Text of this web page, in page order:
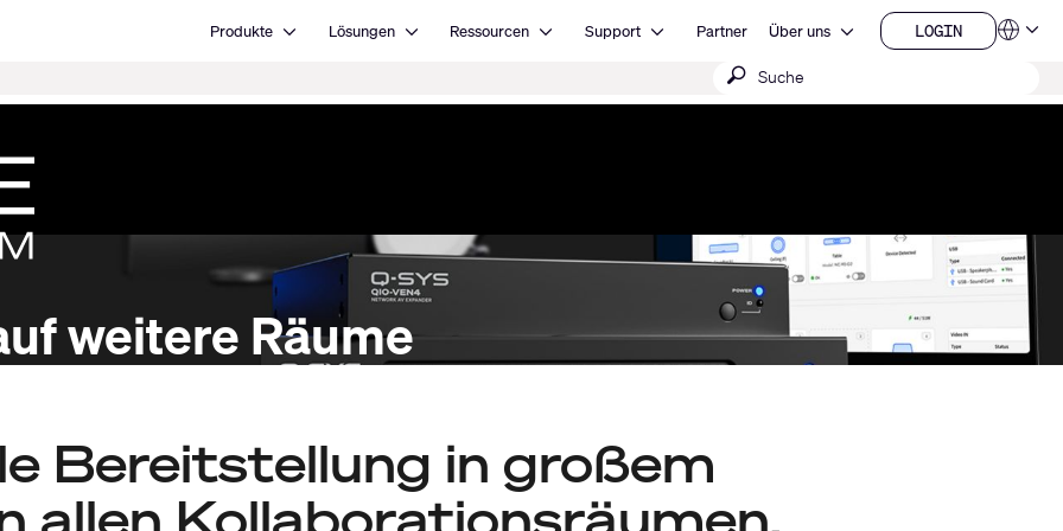
Produkte Open ProdukteLösungen Open LösungenRessourcen Open Ressourcen
Support Open SupportPartner Über uns Open Über uns LOGIN
LOGIN Sprachen
Suche
weitere Räume
Bereitstellung in großem